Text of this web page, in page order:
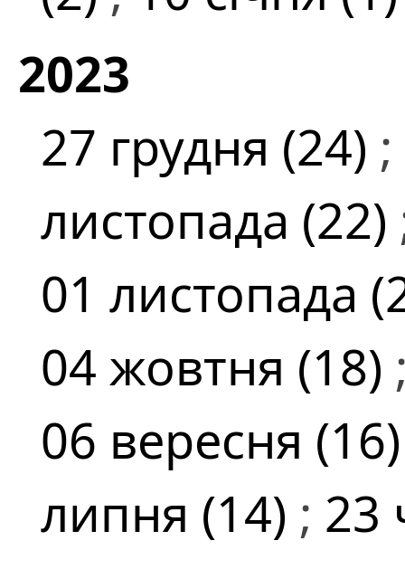
2023
27 грудня (24) ;
листопада (22)
01 листопада
04 жовтня (18)
06 вересня
липня (14) ; 23